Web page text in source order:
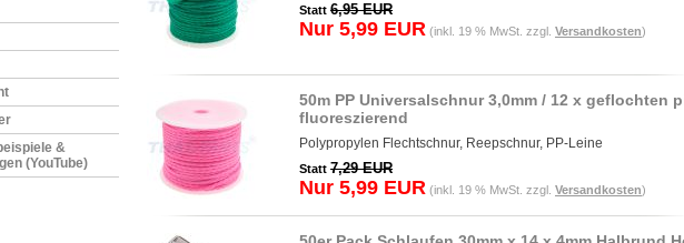
&
(YouTube)
Statt 6,95 EUR
Nur 5,99 EUR (inkl. 19 % MwSt. zzgl. Versandkosten)
50m PP Universalschnur 3,0mm / 12 x geflochten
fluoreszierend
Polypropylen Flechtschnur, Reepschnur, PP-Leine
Statt 7,29 EUR
Nur 5,99 EUR (inkl. 19 % MwSt. zzgl. Versandkosten)